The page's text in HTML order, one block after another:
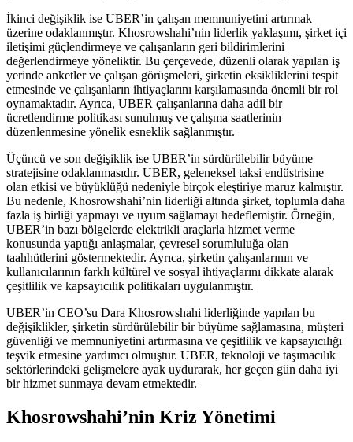
İkinci değişiklik ise UBER’in çalışan memnuniyetini artırmak
üzerine odaklanmıştır. Khosrowshahi’nin liderlik yaklaşımı, şirket içi
iletişimi güçlendirmeye ve çalışanların geri bildirimlerini
değerlendirmeye yöneliktir. Bu çerçevede, düzenli olarak yapılan iş
yerinde anketler ve çalışan görüşmeleri, şirketin eksikliklerini tespit
etmesinde ve çalışanların ihtiyaçlarını karşılamasında önemli bir rol
oynamaktadır. Ayrıca, UBER çalışanlarına daha adil bir
ücretlendirme politikası sunulmuş ve çalışma saatlerinin
düzenlenmesine yönelik esneklik sağlanmıştır.
Üçüncü ve son değişiklik ise UBER’in sürdürülebilir büyüme
stratejisine odaklanmasıdır. UBER, geleneksel taksi endüstrisine
olan etkisi ve büyüklüğü nedeniyle birçok eleştiriye maruz kalmıştır.
Bu nedenle, Khosrowshahi’nin liderliği altında şirket, toplumla daha
fazla iş birliği yapmayı ve uyum sağlamayı hedeflemiştir. Örneğin,
UBER’in bazı bölgelerde elektrikli araçlarla hizmet verme
konusunda yaptığı anlaşmalar, çevresel sorumluluğa olan
taahhütlerini göstermektedir. Ayrıca, şirketin çalışanlarının ve
kullanıcılarının farklı kültürel ve sosyal ihtiyaçlarını dikkate alarak
çeşitlilik ve kapsayıcılık politikaları uygulanmıştır.
UBER’in CEO’su Dara Khosrowshahi liderliğinde yapılan bu
değişiklikler, şirketin sürdürülebilir bir büyüme sağlamasına, müşteri
güvenliği ve memnuniyetini artırmasına ve çeşitlilik ve kapsayıcılığı
teşvik etmesine yardımcı olmuştur. UBER, teknoloji ve taşımacılık
sektörlerindeki gelişmelere ayak uydurarak, her geçen gün daha iyi
bir hizmet sunmaya devam etmektedir.
Khosrowshahi’nin Kriz Yönetimi